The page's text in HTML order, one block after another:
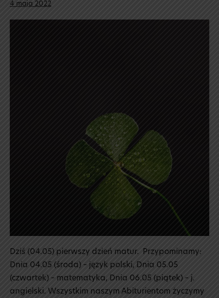
4 maja 2022
Dziś (04.05) pierwszy dzień matur. Przypominamy:
Dnia 04.05 (środa) – język polski, Dnia 05.05
(czwartek) – matematyka, Dnia 06.05 (piątek) – j.
angielski. Wszystkim naszym Abiturientom życzymy